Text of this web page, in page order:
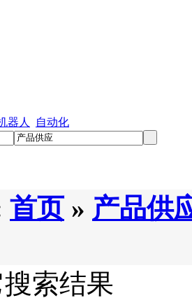
器人 自动化
首页 » 产品供
搜索结果